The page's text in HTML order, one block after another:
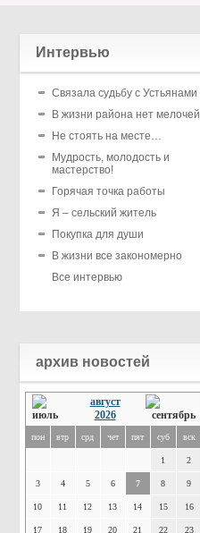
Интервью
Связала судьбу с Устьянами
В жизни района нет мелочей
Не стоять на месте…
Мудрость, молодость и
мастерство!
Горячая точка работы
Я – сельский житель
Покупка для души
В жизни все закономерно
Все интервью
архив новостей
август
2026
пон втр срд чет пят суб вск
1 2
3 4 5 6 7 8 9
10 11 12 13 14 15 16
17 18 19 20 21 22 23